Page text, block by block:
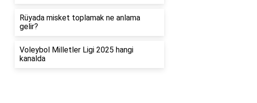
Rüyada misket toplamak ne anlama
gelir?
Voleybol Milletler Ligi 2025 hangi
kanalda